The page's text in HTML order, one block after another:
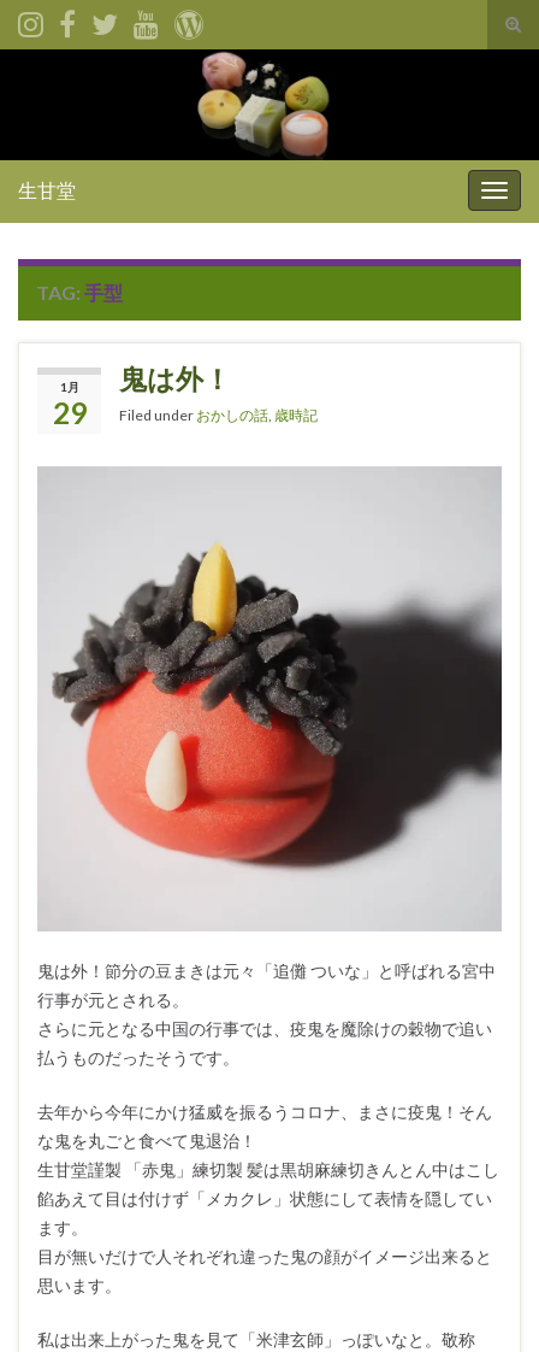
生甘堂
TAG: 手型
1月
29
鬼は外！
Filed under おかしの話, 歳時記
鬼は外！節分の豆まきは元々「追儺 ついな」と呼ばれる宮中
行事が元とされる。
さらに元となる中国の行事では、疫鬼を魔除けの穀物で追い
払うものだったそうです。
去年から今年にかけ猛威を振るうコロナ、まさに疫鬼！そん
な鬼を丸ごと食べて鬼退治！
生甘堂謹製 「赤鬼」練切製 髪は黒胡麻練切きんとん中はこし
餡あえて目は付けず「メカクレ」状態にして表情を隠してい
ます。
目が無いだけで人それぞれ違った鬼の顔がイメージ出来ると
思います。
私は出来上がった鬼を見て「米津玄師」っぽいなと。敬称